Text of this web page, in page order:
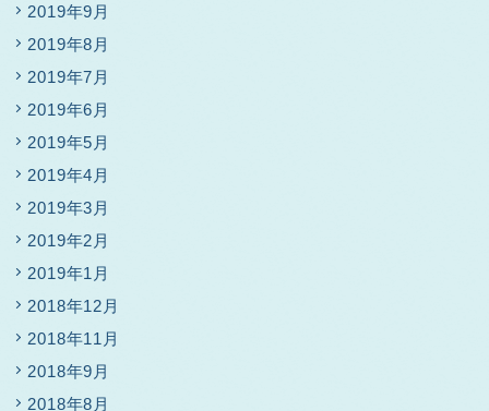
2019年9月
2019年8月
2019年7月
2019年6月
2019年5月
2019年4月
2019年3月
2019年2月
2019年1月
2018年12月
2018年11月
2018年9月
2018年8月